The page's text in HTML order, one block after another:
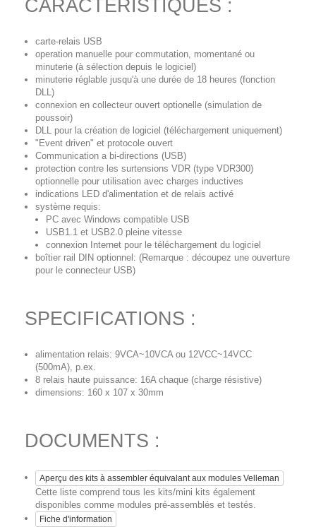
CARACTERISTIQUES :
carte-relais USB
operation manuelle pour commutation, momentané ou
minuterie (à sélection depuis le logiciel)
minuterie réglable jusqu'à une durée de 18 heures (fonction
DLL)
connexion en collecteur ouvert optionelle (simulation de
poussoir)
DLL pour la création de logiciel (téléchargement uniquement)
"Event driven" et protocole ouvert
Communication a bi-directions (USB)
protection contre les surtensions VDR (type VDR300)
optionnelle pour utilisation avec charges inductives
indications LED d'alimentation et de relais activé
système requis:
PC avec Windows compatible USB
USB1.1 et USB2.0 pleine vitesse
connexion Internet pour le téléchargement du logiciel
boîtier rail DIN optionnel: (Remarque : découpez une ouverture
pour le connecteur USB)
SPECIFICATIONS :
alimentation relais: 9VCA~10VCA ou 12VCC~14VCC
(500mA), p.ex.
8 relais haute puissance: 16A chaque (charge résistive)
dimensions: 160 x 107 x 30mm
DOCUMENTS :
Aperçu des kits à assembler équivalant aux modules Velleman
Cette liste comprend tous les kits/mini kits également
disponibles comme modules pré-assemblés et testés.
Fiche d'information